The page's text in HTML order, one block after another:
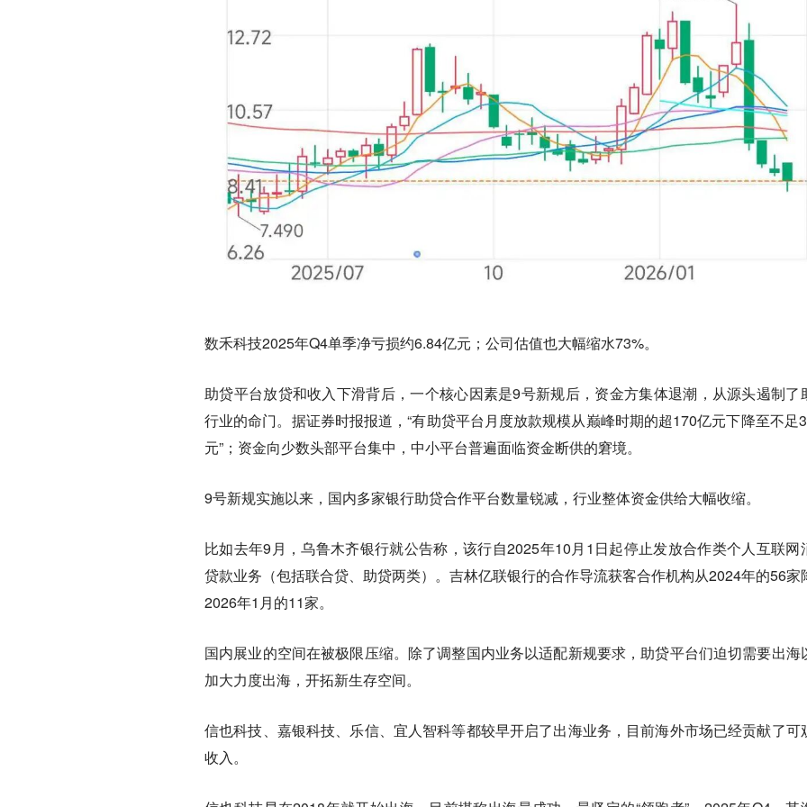
数禾科技2025年Q4单季净亏损约6.84亿元；公司估值也大幅缩水73%。
助贷平台放贷和收入下滑背后，一个核心因素是9号新规后，资金方集体退潮，从源头遏制了
行业的命门。据证券时报报道，“有助贷平台月度放款规模从巅峰时期的超170亿元下降至不足
元”；资金向少数头部平台集中，中小平台普遍面临资金断供的窘境。
9号新规实施以来，国内多家银行助贷合作平台数量锐减，行业整体资金供给大幅收缩。
比如去年9月，乌鲁木齐银行就公告称，该行自2025年10月1日起停止发放合作类个人互联网
贷款业务（包括联合贷、助贷两类）。吉林亿联银行的合作导流获客合作机构从2024年的56家
2026年1月的11家。
国内展业的空间在被极限压缩。除了调整国内业务以适配新规要求，助贷平台们迫切需要出海
加大力度出海，开拓新生存空间。
信也科技、嘉银科技、乐信、宜人智科等都较早开启了出海业务，目前海外市场已经贡献了可
收入。